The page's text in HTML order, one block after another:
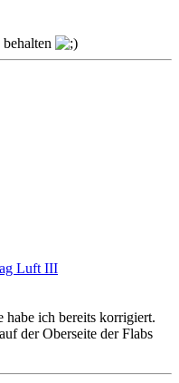
Luft III
habe ich bereits korrigiert.
der Oberseite der Flabs